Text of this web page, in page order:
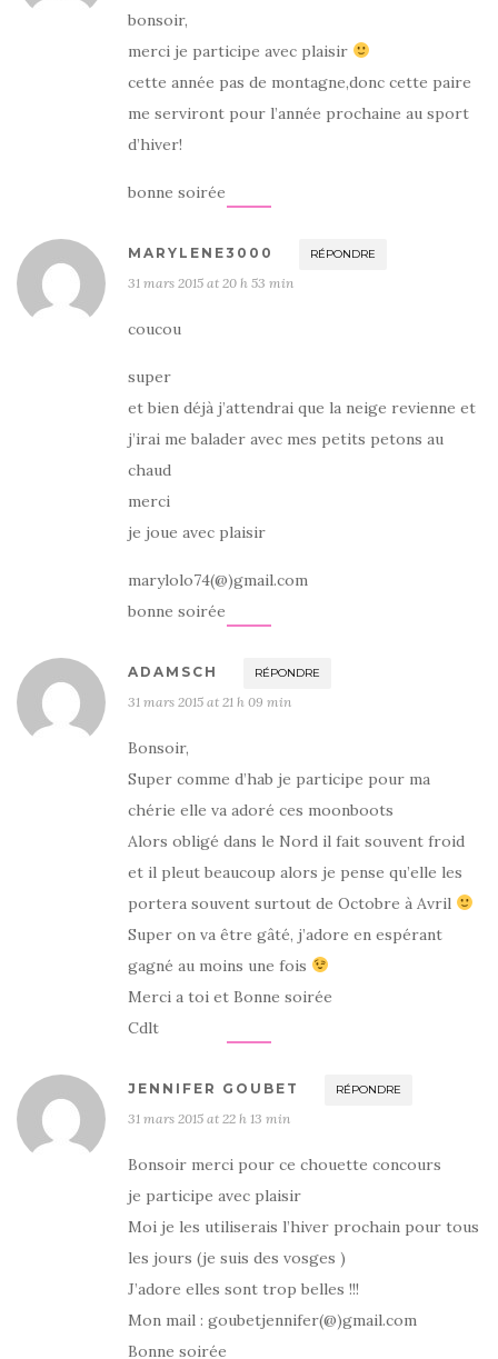
bonsoir,
merci je participe avec plaisir
cette année pas de montagne,donc cette paire
me serviront pour l’année prochaine au sport
d’hiver!
bonne soirée
MARYLENE3000 RÉPONDRE
31 mars 2015 at 20 h 53 min
coucou
super
et bien déjà j’attendrai que la neige revienne et
j’irai me balader avec mes petits petons au
chaud
merci
je joue avec plaisir
marylolo74(@)gmail.com
bonne soirée
ADAMSCH RÉPONDRE
31 mars 2015 at 21 h 09 min
Bonsoir,
Super comme d’hab je participe pour ma
chérie elle va adoré ces moonboots
Alors obligé dans le Nord il fait souvent froid
et il pleut beaucoup alors je pense qu’elle les
portera souvent surtout de Octobre à Avril
Super on va être gâté, j’adore en espérant
gagné au moins une fois
Merci a toi et Bonne soirée
Cdlt
JENNIFER GOUBET RÉPONDRE
31 mars 2015 at 22 h 13 min
Bonsoir merci pour ce chouette concours
je participe avec plaisir
Moi je les utiliserais l’hiver prochain pour tous
les jours (je suis des vosges )
J’adore elles sont trop belles !!!
Mon mail : goubetjennifer(@)gmail.com
Bonne soirée